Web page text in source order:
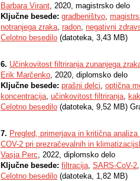
Barbara Virant, 2020, magistrsko delo
Ključne besede: gradbeništvo,
notranjega zraka, radon, negativni
Celotno besedilo (datoteka, 3,43 MB)
6. Učinkovitost filtriranja zunanjega
Erik Marčenko, 2020, diplomsko delo
Ključne besede: prašni delci, optična
koncentracija, učinkovitost filtriranja,
Celotno besedilo (datoteka, 9,52 MB)
7. Pregled, primerjava in kritična
COV-2 pri prezračevalnih in
Vasja Perc, 2022, diplomsko delo
Ključne besede: filtracija, SARS-CoV-2
Celotno besedilo (datoteka, 1,82 MB)